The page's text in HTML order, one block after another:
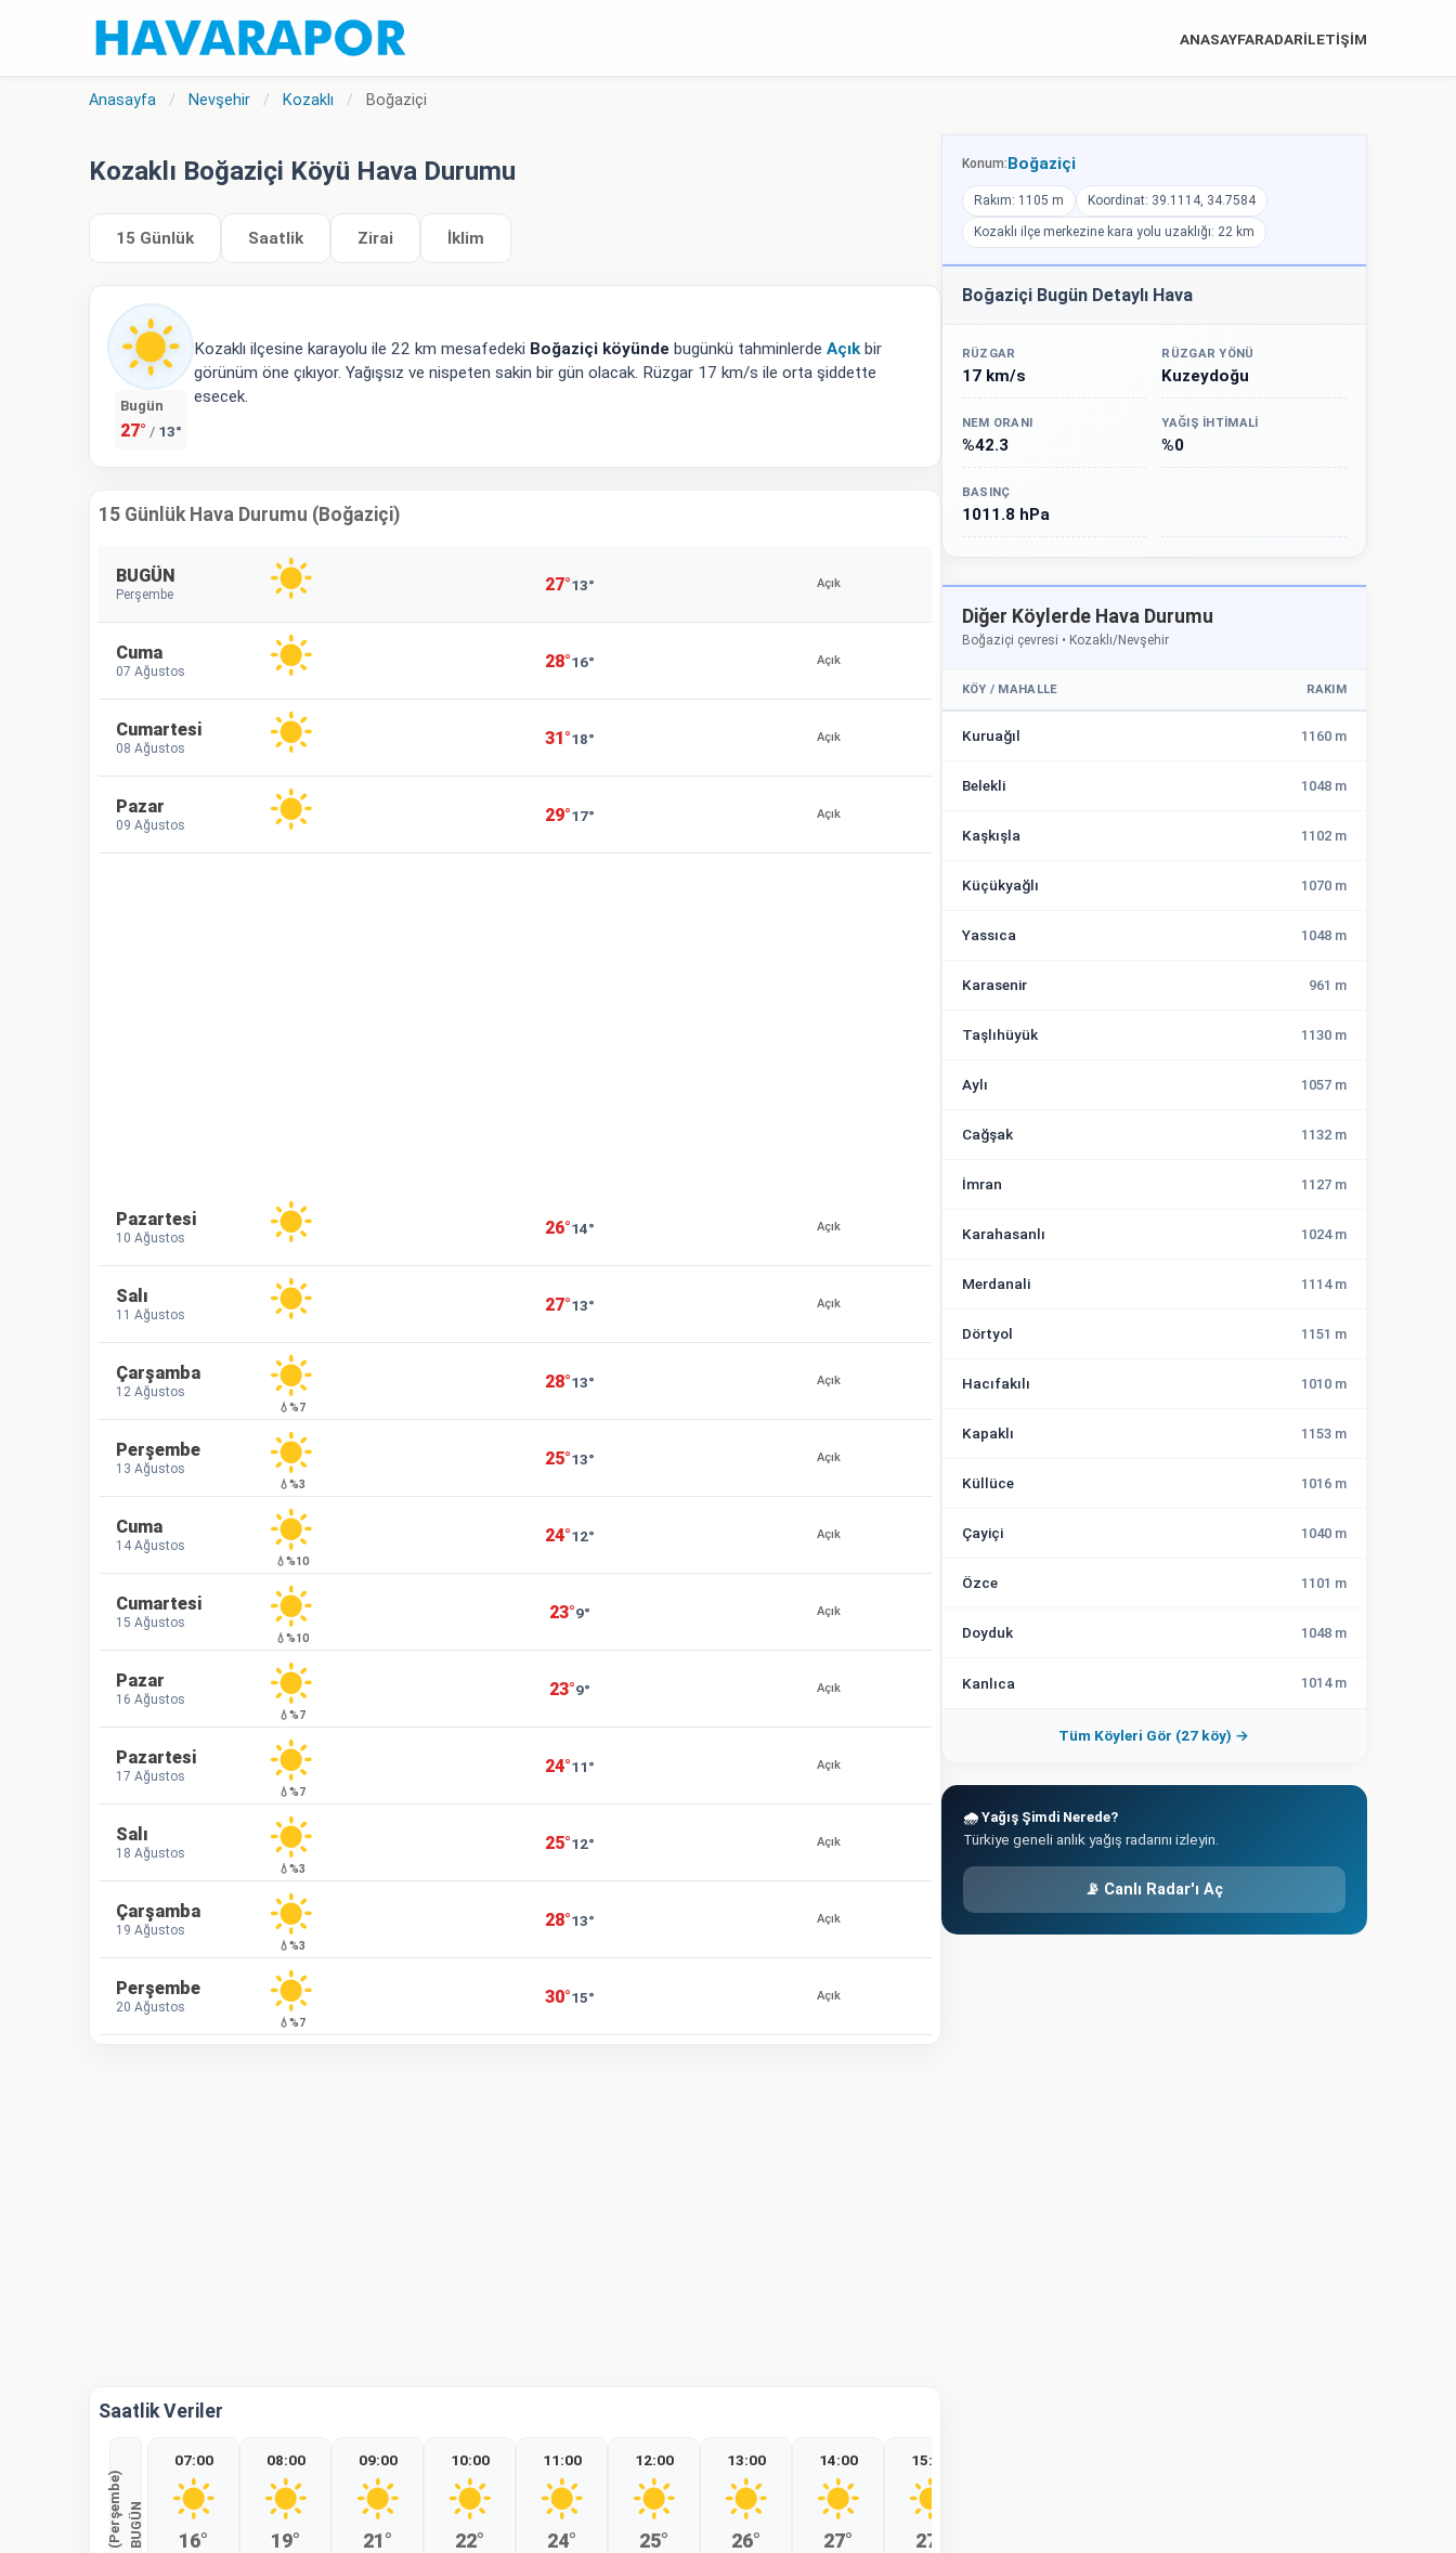
ANASAYFARADARİLETİŞİM
Anasayfa / Nevşehir / Kozaklı / Boğaziçi
Kozaklı Boğaziçi Köyü Hava Durumu
15 Günlük Saatlik Zirai İklim
Bugün
27° / 13°
Kozaklı ilçesine karayolu ile 22 km mesafedeki Boğaziçi köyünde bugünkü tahminlerde Açık bir
görünüm öne çıkıyor. Yağışsız ve nispeten sakin bir gün olacak. Rüzgar 17 km/s ile orta şiddette
esecek.
15 Günlük Hava Durumu (Boğaziçi)
BUGÜN
Perşembe 27°13° Açık
Cuma
07 Ağustos 28°16° Açık
Cumartesi
08 Ağustos 31°18° Açık
Pazar
09 Ağustos 29°17° Açık
Pazartesi
10 Ağustos 26°14° Açık
Salı
11 Ağustos 27°13° Açık
Çarşamba
12 Ağustos
💧%7
28°13° Açık
Perşembe
13 Ağustos
💧%3
25°13° Açık
Cuma
14 Ağustos
💧%10
24°12° Açık
Cumartesi
15 Ağustos
💧%10
23°9° Açık
Pazar
16 Ağustos
💧%7
23°9° Açık
Pazartesi
17 Ağustos
💧%7
24°11° Açık
Salı
18 Ağustos
💧%3
25°12° Açık
Çarşamba
19 Ağustos
💧%3
28°13° Açık
Perşembe
20 Ağustos
💧%7
30°15° Açık
Saatlik Veriler
B
U
G
Ü
N
(
P
e
r
ş
e
m
b
e
)
07:00
16°
08:00
19°
09:00
21°
10:00
22°
11:00
24°
12:00
25°
13:00
26°
14:00
27°
15:00
27°
Konum:Boğaziçi
Rakım: 1105 m Koordinat: 39.1114, 34.7584
Kozaklı ilçe merkezine kara yolu uzaklığı: 22 km
Boğaziçi Bugün Detaylı Hava
RÜZGAR
17 km/s
RÜZGAR YÖNÜ
Kuzeydoğu
NEM ORANI
%42.3
YAĞIŞ İHTIMALI
%0
BASINÇ
1011.8 hPa
Diğer Köylerde Hava Durumu
Boğaziçi çevresi • Kozaklı/Nevşehir
KÖY / MAHALLE RAKIM
Kuruağıl 1160 m
Belekli 1048 m
Kaşkışla 1102 m
Küçükyağlı 1070 m
Yassıca 1048 m
Karasenir 961 m
Taşlıhüyük 1130 m
Aylı 1057 m
Cağşak 1132 m
İmran 1127 m
Karahasanlı 1024 m
Merdanali 1114 m
Dörtyol 1151 m
Hacıfakılı 1010 m
Kapaklı 1153 m
Küllüce 1016 m
Çayiçi 1040 m
Özce 1101 m
Doyduk 1048 m
Kanlıca 1014 m
Tüm Köyleri Gör (27 köy) →
🌧️ Yağış Şimdi Nerede?
Türkiye geneli anlık yağış radarını izleyin.
📡 Canlı Radar'ı Aç